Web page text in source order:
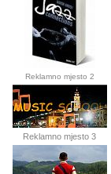
Reklamno mjesto 2
Reklamno mjesto 3